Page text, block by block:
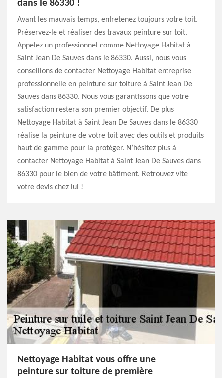
dans le 86330 !
Avant les mauvais temps, entretenez toujours votre toit.
Préservez-le et réaliser des travaux peinture sur toit.
Appelez un professionnel comme Nettoyage Habitat à
Saint Jean De Sauves dans le 86330. Aussi, nous vous
conseillons de contacter Nettoyage Habitat entreprise
professionnelle en peinture sur toiture à Saint Jean De
Sauves dans 86330. Nous vous garantissons que votre
satisfaction restera son premier objectif. De plus
Nettoyage Habitat à Saint Jean De Sauves dans le 86330
réalise la peinture de votre toit avec des outils et produits
haut de gamme pour la protéger. N’hésitez plus à
contacter Nettoyage Habitat à Saint Jean De Sauves dans
86330 pour le bien de votre bâtiment. Retrouvez vite
votre devis chez lui !
Nettoyage Habitat vous offre une
peinture sur toiture de première